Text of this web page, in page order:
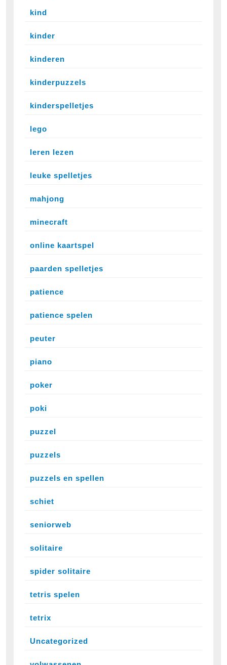
kind
kinder
kinderen
kinderpuzzels
kinderspelletjes
lego
leren lezen
leuke spelletjes
mahjong
minecraft
online kaartspel
paarden spelletjes
patience
patience spelen
peuter
piano
poker
poki
puzzel
puzzels
puzzels en spellen
schiet
seniorweb
solitaire
spider solitaire
tetris spelen
tetrix
Uncategorized